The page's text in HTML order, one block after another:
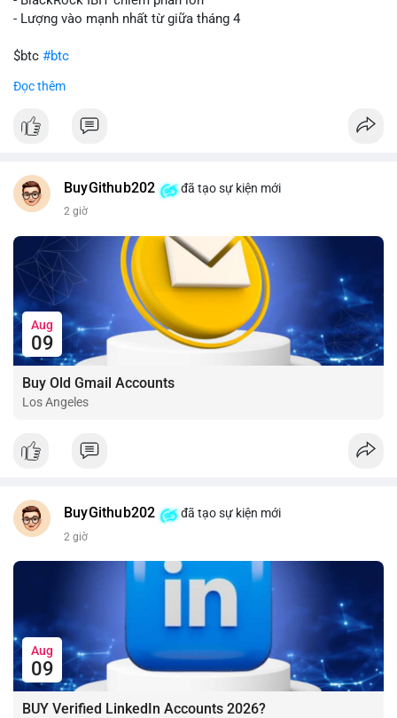
- Lượng vào mạnh nhất từ giữa tháng 4
$btc #btc
#vlikevn
📰 Nguồn: CoinDesk
Đọc thêm
BuyGithub202 đã tạo sự kiện mới
2 giờ
Aug
09
Buy Old Gmail Accounts
Los Angeles
BuyGithub202 đã tạo sự kiện mới
2 giờ
Aug
09
BUY Verified LinkedIn Accounts 2026?